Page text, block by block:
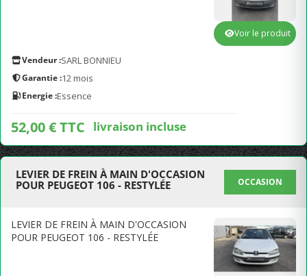
Vendeur :SARL BONNIEU
Garantie :12 mois
Energie :Essence
52,00 € TTC livraison incluse
Voir le produit
LEVIER DE FREIN À MAIN D'OCCASION
POUR PEUGEOT 106 - RESTYLÉE
OCCASION
LEVIER DE FREIN À MAIN D'OCCASION
POUR PEUGEOT 106 - RESTYLÉE